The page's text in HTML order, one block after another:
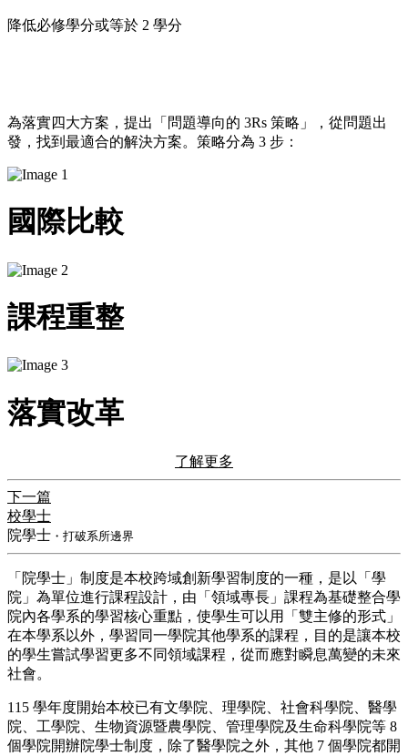
降低必修學分或等於 2 學分
為落實四大方案，提出「問題導向的 3Rs 策略」，​從問題出
發，找到最適合的解決方案。策略分為 3 步： ​
國際比較
課程重整
落實改革
了解更多
下一篇
校學士
院學士 ・打破系所邊界
​「院學士」制度是本校跨域創新學習制度的一種，是以「學
院」為單位進行課程設計，由「領域專長」課程為基礎整合學
院內各學系的學習核心重點，使學生可以用「雙主修的形式」
在本學系以外，學習同一學院其他學系的課程，目的是讓本校
的學生嘗試學習更多不同領域課程，從而應對瞬息萬變的未來
社會。
115 學年度開始本校已有文學院、理學院、社會科學院、醫學
院、工學院、生物資源暨農學院、管理學院及生命科學院等 8
個學院開辦院學士制度，除了醫學院之外，其他 7 個學院都開